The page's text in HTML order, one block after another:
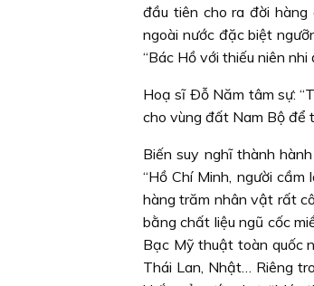
đầu tiên cho ra đời
ngoài nước đặc biệt
“Bác Hồ với thiếu niên nhi
Hoạ sĩ Ðỗ Năm tâm sự:
cho vùng đất Nam Bộ để
Biến suy nghĩ thành
“Hồ Chí Minh, người
hàng trăm nhân vật rất
bằng chất liệu ngũ cốc
Bạc Mỹ thuật toàn quốc
Thái Lan, Nhật… Riêng